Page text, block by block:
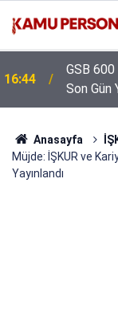
16:44
GSB 600
Son Gün
Anasayfa
Müjde: İŞKUR ve
Yayınlandı